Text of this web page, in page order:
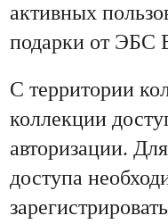
активных
подарки от ЭБС
С территории
коллекции
авторизации.
доступа